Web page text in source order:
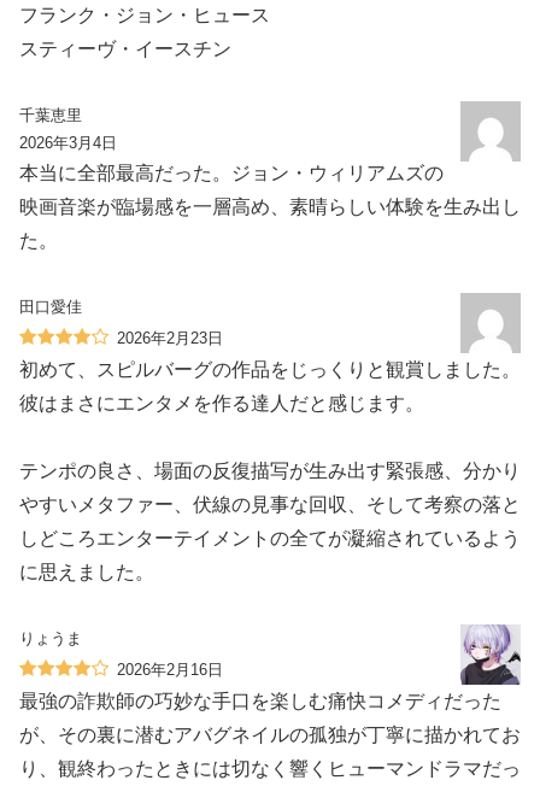
フランク・ジョン・ヒュース
スティーヴ・イースチン
千葉恵里
2026年3月4日
本当に全部最高だった。ジョン・ウィリアムズの
映画音楽が臨場感を一層高め、素晴らしい体験を生み出し
た。
田口愛佳
2026年2月23日
初めて、スピルバーグの作品をじっくりと観賞しました。
彼はまさにエンタメを作る達人だと感じます。
テンポの良さ、場面の反復描写が生み出す緊張感、分かり
やすいメタファー、伏線の見事な回収、そして考察の落と
しどころエンターテイメントの全てが凝縮されているよう
に思えました。
りょうま
2026年2月16日
最強の詐欺師の巧妙な手口を楽しむ痛快コメディだった
が、その裏に潜むアバグネイルの孤独が丁寧に描かれてお
り、観終わったときには切なく響くヒューマンドラマだっ